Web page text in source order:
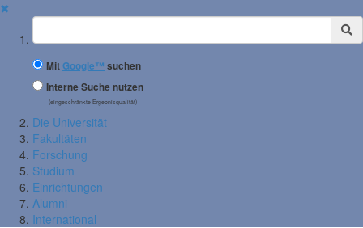
✖
Suchbegriff
MitGoogle™ suchen
Interne Suche nutzen
(eingeschränkte Ergebnisqualität)
Die Universität
Fakultäten
Forschung
Studium
Einrichtungen
Alumni
International